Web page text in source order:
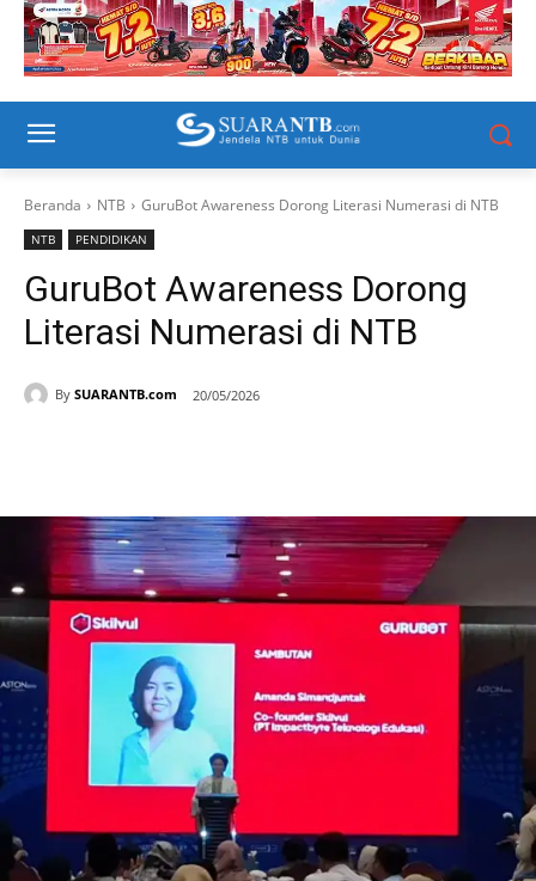
Beranda NTB GuruBot Awareness Dorong Literasi Numerasi di NTB
NTB PENDIDIKAN
GuruBot Awareness Dorong
Literasi Numerasi di NTB
By SUARANTB.com 20/05/2026